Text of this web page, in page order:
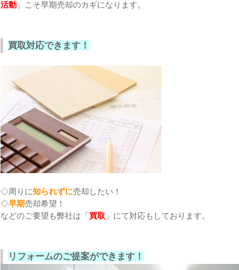
活動 」こそ早期売却のカギになります。
買取対応できます！
◇周りに知られずに売却したい！
◇早期売却希望！
などのご要望も弊社は「 買取 」にて対応もしております。
リフォームのご提案ができます！